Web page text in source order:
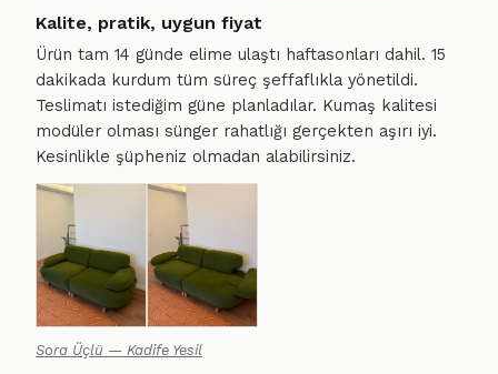
Kalite, pratik, uygun fiyat
Ürün tam 14 günde elime ulaştı haftasonları dahil. 15
dakikada kurdum tüm süreç şeffaflıkla yönetildi.
Teslimatı istediğim güne planladılar. Kumaş kalitesi
modüler olması sünger rahatlığı gerçekten aşırı iyi.
Kesinlikle şüpheniz olmadan alabilirsiniz.
Sora Üçlü — Kadife Yesil